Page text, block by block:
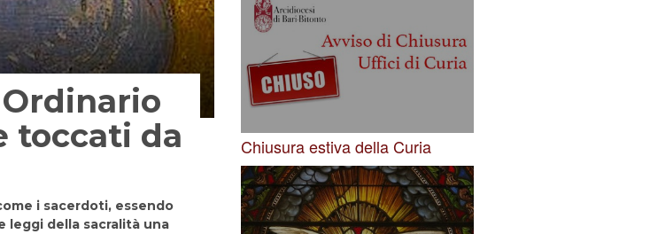
toccati da
i sacerdoti, essendo
leggi della sacralità una
Chiusura estiva della Curia